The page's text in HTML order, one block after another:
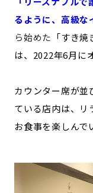
るように、高級な
ら始めた 「すき
は、2022年6月に
カウンター席が
ている店内は、リ
お食事を楽しんで